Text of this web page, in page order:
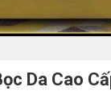
Da Cao